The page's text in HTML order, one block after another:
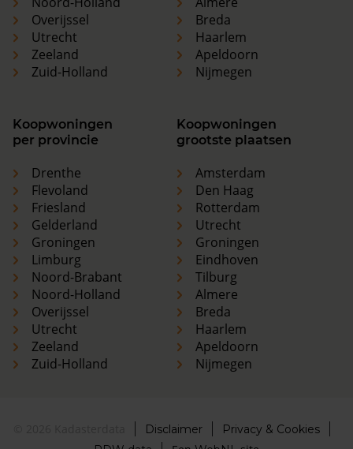
Overijssel
Utrecht
Zeeland
Zuid-Holland
Breda
Haarlem
Apeldoorn
Nijmegen
Koopwoningen
per provincie
Drenthe
Flevoland
Friesland
Gelderland
Groningen
Limburg
Noord-Brabant
Noord-Holland
Overijssel
Utrecht
Zeeland
Zuid-Holland
Koopwoningen
grootste plaatsen
Amsterdam
Den Haag
Rotterdam
Utrecht
Groningen
Eindhoven
Tilburg
Almere
Breda
Haarlem
Apeldoorn
Nijmegen
Disclaimer
Privacy & Cookies